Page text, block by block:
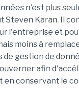
n'est plus
Steven Karan. Il
l'entreprise et
moins à
de gestion de
afin
conservant le